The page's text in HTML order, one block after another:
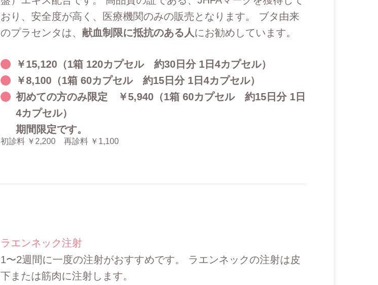
おり、安全度が高く、医療機関のみの販売となります。 ブタ由来
のプラセンタは、 献血制限に抵抗のある人 にお勧めしています。
￥15,120（1箱 120カプセル 約30日分 1日4カプセル）
￥8,100（1箱 60カプセル 約15日分 1日4カプセル）
初めての方のみ限定 ￥5,940（1箱 60カプセル 約15日分 1日
4カプセル）
期間限定です。
初診料 ￥2,200 再診料 ￥1,100
ラエンネック注射
1〜2週間に一度の注射がおすすめです。 ラエンネックの注射は皮
下または筋肉に注射します。